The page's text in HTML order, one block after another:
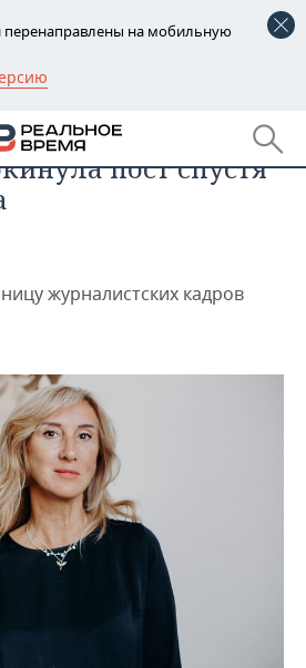
перенаправлены на мобильную
ПФО
КФУ Юлия
пост спустя
журналистских кадров